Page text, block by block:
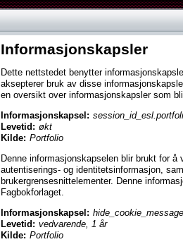
Informasjonskapsler
Dette nettstedet benytter
aksepterer bruk av disse
en oversikt over informasjonskapsler som
Informasjonskapsel:
Levetid: økt
Kilde: Portfolio
Denne informasjonskapselen blir brukt for
autentiserings- og identitetsinformasjon,
brukergrensesnittelementer. Denne
Fagbokforlaget.
Informasjonskapsel: hide_cookie_message
Levetid: vedvarende, 1 år
Kilde: Portfolio